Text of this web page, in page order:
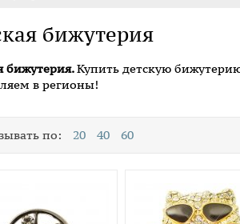
бижутерия
бижутерия.Купить детскую
в регионы!
по: 20 40 60